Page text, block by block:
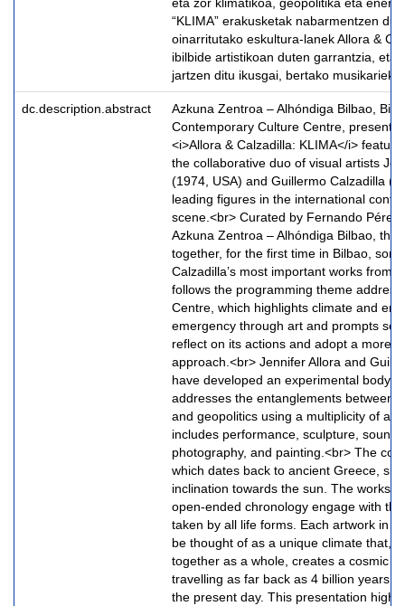
“KLIMA” erakusketak nabarmentzen du
oinarritutako eskultura-lanek Allora &
ibilbide artistikoan duten garrantzia, eta
jartzen ditu ikusgai, bertako
dc.description.abstract
Azkuna Zentroa – Alhóndiga Bilbao,
Contemporary Culture Centre, presents
<i>Allora & Calzadilla: KLIMA</i>
the collaborative duo of visual artists
(1974, USA) and Guillermo Calzadilla
leading figures in the international
scene.<br> Curated by Fernando
Azkuna Zentroa – Alhóndiga Bilbao, the
together, for the first time in Bilbao,
Calzadilla’s most important works from
follows the programming theme
Centre, which highlights climate and
emergency through art and prompts
reflect on its actions and adopt a more
approach.<br> Jennifer Allora and
have developed an experimental body
addresses the entanglements between
and geopolitics using a multiplicity of
includes performance, sculpture, sound,
photography, and painting.<br> The
which dates back to ancient Greece,
inclination towards the sun. The works
open-ended chronology engage with
taken by all life forms. Each artwork in
be thought of as a unique climate that,
together as a whole, creates a cosmic
travelling as far back as 4 billion years
the present day. This presentation